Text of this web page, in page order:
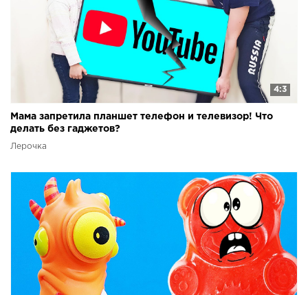
4:3
Мама запретила планшет телефон и телевизор! Что
делать без гаджетов?
Лерочка